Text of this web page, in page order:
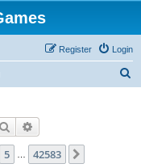
Login
Register
Search
5 42583